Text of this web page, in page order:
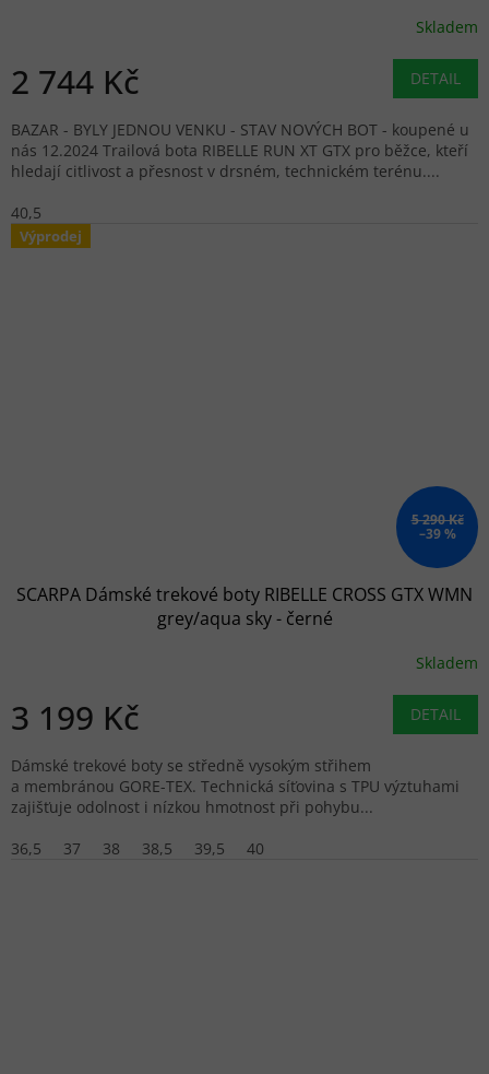
Skladem
2 744 Kč DETAIL
BAZAR - BYLY JEDNOU VENKU - STAV NOVÝCH BOT - koupené u
nás 12.2024 Trailová bota RIBELLE RUN XT GTX pro běžce, kteří
hledají citlivost a přesnost v drsném, technickém terénu....
40,5
Výprodej
5 290 Kč
–39 %
SCARPA Dámské trekové boty RIBELLE CROSS GTX WMN
grey/aqua sky - černé
Skladem
3 199 Kč DETAIL
Dámské trekové boty se středně vysokým střihem
a membránou GORE-TEX. Technická síťovina s TPU výztuhami
zajišťuje odolnost i nízkou hmotnost při pohybu...
36,5
37 38 38,5 39,5 40